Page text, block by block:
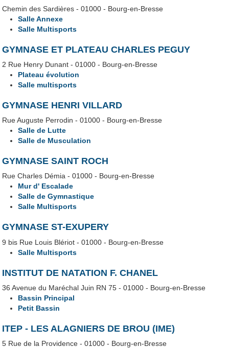
Chemin des Sardières - 01000 - Bourg-en-Bresse
Salle Annexe
Salle Multisports
GYMNASE ET PLATEAU CHARLES PEGUY
2 Rue Henry Dunant - 01000 - Bourg-en-Bresse
Plateau évolution
Salle multisports
GYMNASE HENRI VILLARD
Rue Auguste Perrodin - 01000 - Bourg-en-Bresse
Salle de Lutte
Salle de Musculation
GYMNASE SAINT ROCH
Rue Charles Démia - 01000 - Bourg-en-Bresse
Mur d' Escalade
Salle de Gymnastique
Salle Multisports
GYMNASE ST-EXUPERY
9 bis Rue Louis Blériot - 01000 - Bourg-en-Bresse
Salle Multisports
INSTITUT DE NATATION F. CHANEL
36 Avenue du Maréchal Juin RN 75 - 01000 - Bourg-en-Bresse
Bassin Principal
Petit Bassin
ITEP - LES ALAGNIERS DE BROU (IME)
5 Rue de la Providence - 01000 - Bourg-en-Bresse